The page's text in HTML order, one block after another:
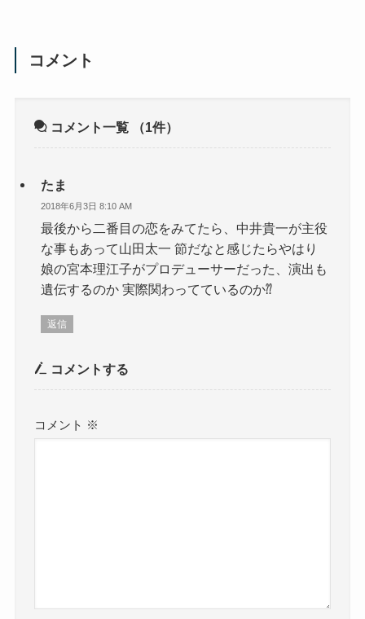
コメント
コメント一覧 （1件）
たま
2018年6月3日 8:10 AM
最後から二番目の恋をみてたら、中井貴一が主役
な事もあって山田太一 節だなと感じたらやはり
娘の宮本理江子がプロデューサーだった、演出も
遺伝するのか 実際関わってているのか⁇
返信
コメントする
コメント ※